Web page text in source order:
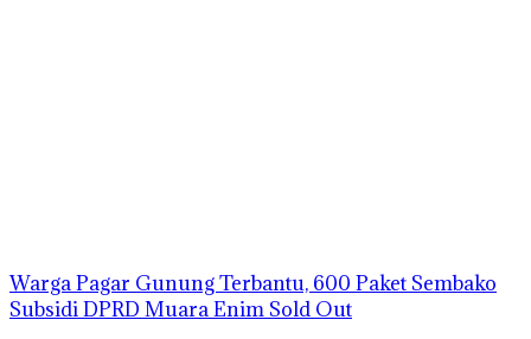
Warga Pagar Gunung Terbantu, 600 Paket Sembako
Subsidi DPRD Muara Enim Sold Out